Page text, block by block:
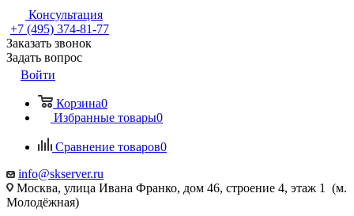
Консультация
+7 (495) 374-81-77
Заказать звонок
Задать вопрос
Войти
Корзина0
Избранные товары0
Сравнение товаров0
info@skserver.ru
Москва, улица Ивана Франко, дом 46, строение 4, этаж 1 (м.
Молодёжная)